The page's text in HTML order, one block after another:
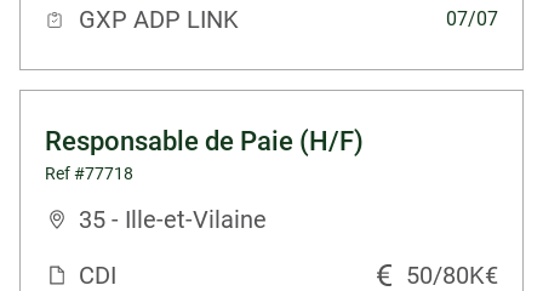
GXP ADP LINK
07/07
Responsable de Paie (H/F)
Ref #77718
35 - Ille-et-Vilaine
CDI
50/80K€